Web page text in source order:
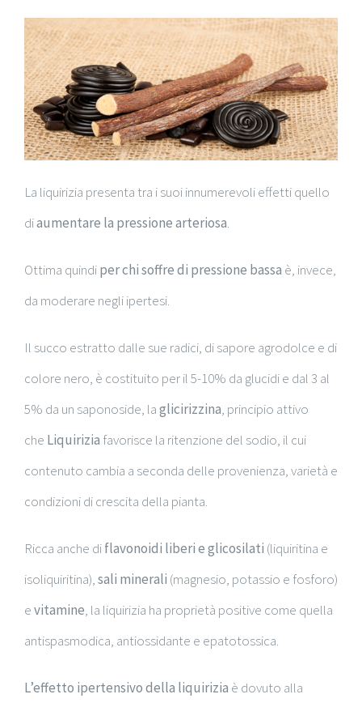
La liquirizia presenta tra i suoi innumerevoli effetti quello
diaumentare la pressione arteriosa.
Ottima quindiper chi soffre di pressione bassa è, invece,
da moderare negli ipertesi.
Il succo estratto dalle sue radici, di sapore agrodolce e di
colore nero, è costituito per il 5-10% da glucidi e dal 3 al
5% da un saponoside, laglicirizzina, principio attivo
che Liquirizia favorisce la ritenzione del sodio, il cui
contenuto cambia a seconda delle provenienza, varietà e
condizioni di crescita della pianta.
Ricca anche diflavonoidi liberi e glicosilati (liquiritina e
isoliquiritina),sali minerali (magnesio, potassio e fosforo)
evitamine, la liquirizia ha proprietà positive come quella
antispasmodica, antiossidante e epatotossica.
L’effetto ipertensivo della liquirizia è dovuto alla